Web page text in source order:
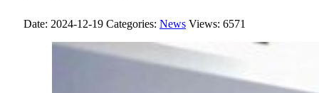
Date: 2024-12-19 Categories: News Views: 6571